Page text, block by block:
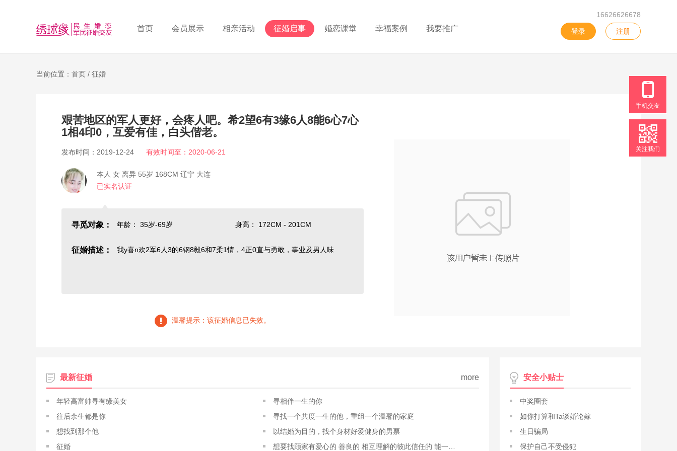
首页 会员展示 相亲活动 征婚启事 婚恋课堂 幸福案例 我要推广
16626626678
登录 注册
当前位置：首页 / 征婚
艰苦地区的军人更好，会疼人吧。希2望6有3缘6人8能6心7心
1相4印0，互爱有佳，白头偕老。
发布时间：2019-12-24 有效时间至：2020-06-21
本人 女 离异 55岁 168CM 辽宁 大连
已实名认证
寻觅对象： 年龄： 35岁-69岁 身高： 172CM - 201CM
征婚描述： 我y喜n欢2军6人3的6钢8毅6和7柔1情，4正0直与勇敢，事业及男人味
温馨提示：该征婚信息已失效。
最新征婚 more
年轻高富帅寻有缘美女
寻相伴一生的你
往后余生都是你
寻找一个共度一生的他，重组一个温馨的家庭
想找到那个他
以结婚为目的，找个身材好爱健身的男票
征婚
想要找顾家有爱心的 善良的 相互理解的彼此信任的 能一起面对一起承担一起成长一起学习
安全小贴士
中奖圈套
如你打算和Ta谈婚论嫁
生日骗局
保护自己不受侵犯
手机交友
关注我们